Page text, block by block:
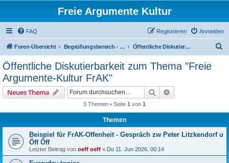
Freie Argumente Kultur
FAQ Anmelden
Registrieren
Foren-Übersicht Begrüßungsbereich - Welcome area Öffentliche Diskutierbarkeit zum Thema "Freie Argumente-Kultur FrAK"
Öffentliche Diskutierbarkeit zum Thema "Freie
Argumente-Kultur FrAK"
Neues Thema Suche
3 Themen • Seite 1 von 1
Themen
Beispiel für FrAK-Offenheit - Gespräch zw Peter Litzkendorf u
Öff Öff
Letzter Beitrag von oeff oeff « Do 11. Jun 2026, 00:14